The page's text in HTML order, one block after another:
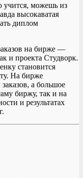
учится, можешь из
высокаватая
диплом
на бирже —
и проекта Студворк.
становится
На бирже
а большое
биржу, так и на
и результатах